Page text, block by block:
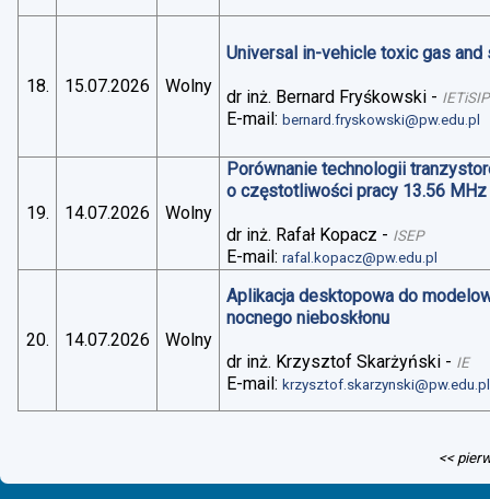
18. 15.07.2026 Wolny
Universal in-vehicle toxic gas
dr inż. Bernard Fryśkowski - IETiSIP
E-mail:bernard.fryskowski@pw.edu.pl
19. 14.07.2026 Wolny
Porównanie technologii
o częstotliwości pracy 13.56 MHz
dr inż. Rafał Kopacz - ISEP
E-mail:rafal.kopacz@pw.edu.pl
20. 14.07.2026 Wolny
Aplikacja desktopowa do
nocnego nieboskłonu
dr inż. Krzysztof Skarżyński - IE
E-mail:krzysztof.skarzynski@pw.edu.pl
<<